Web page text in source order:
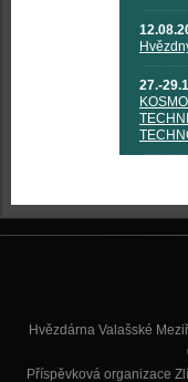
27.-
Hvězdárna Valašské
Příspěvková organizace